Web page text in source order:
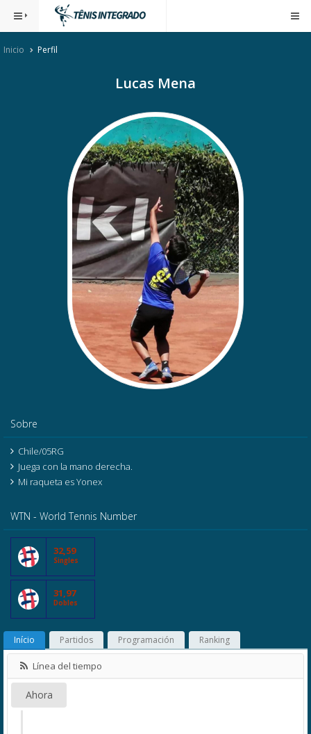
Inicio Perfil
Lucas Mena
Sobre
Chile/05RG
Juega con la mano derecha.
Mi raqueta es Yonex
WTN - World Tennis Number
32,59
Singles
31,97
Dobles
Início Partidos Programación Ranking
Línea del tiempo
Ahora